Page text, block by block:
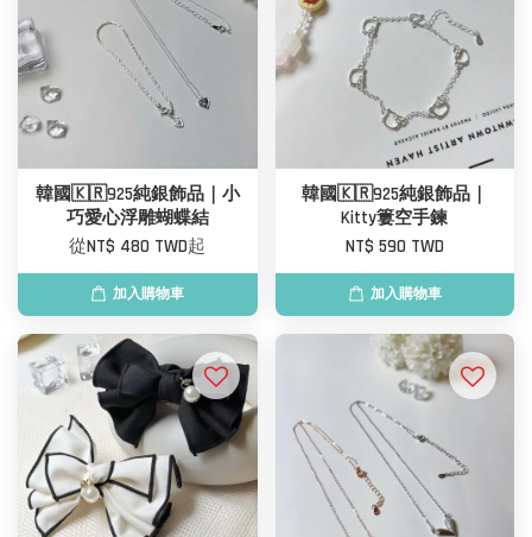
韓國🇰🇷925純銀飾品｜小
巧愛心浮雕蝴蝶結
從NT$ 480 TWD起
加入購物車
韓國🇰🇷925純銀飾品｜
Kitty簍空手鍊
NT$ 590 TWD
加入購物車